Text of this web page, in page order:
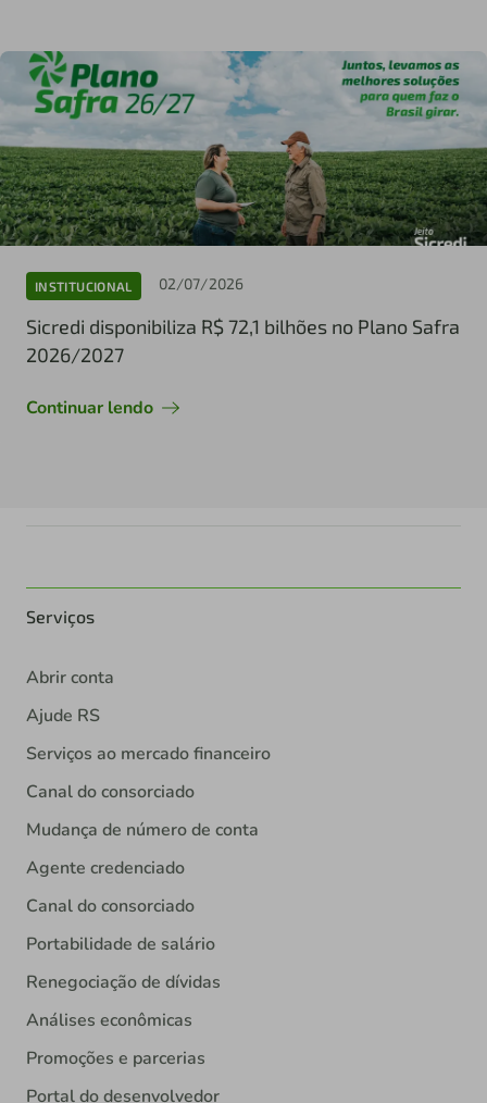
INSTITUCIONAL 02/07/2026
Sicredi disponibiliza R$ 72,1 bilhões no Plano Safra
2026/2027
Continuar lendo
Serviços
Abrir conta
Ajude RS
Serviços ao mercado financeiro
Canal do consorciado
Mudança de número de conta
Agente credenciado
Canal do consorciado
Portabilidade de salário
Renegociação de dívidas
Análises econômicas
Promoções e parcerias
Portal do desenvolvedor